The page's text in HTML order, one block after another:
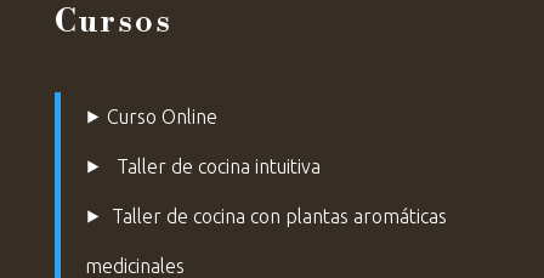
Cursos
⯈ Curso Online
⯈ Taller de cocina intuitiva
⯈ Taller de cocina con plantas aromáticas
medicinales